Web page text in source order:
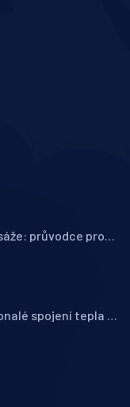
průvodce pro
spojení tepla a